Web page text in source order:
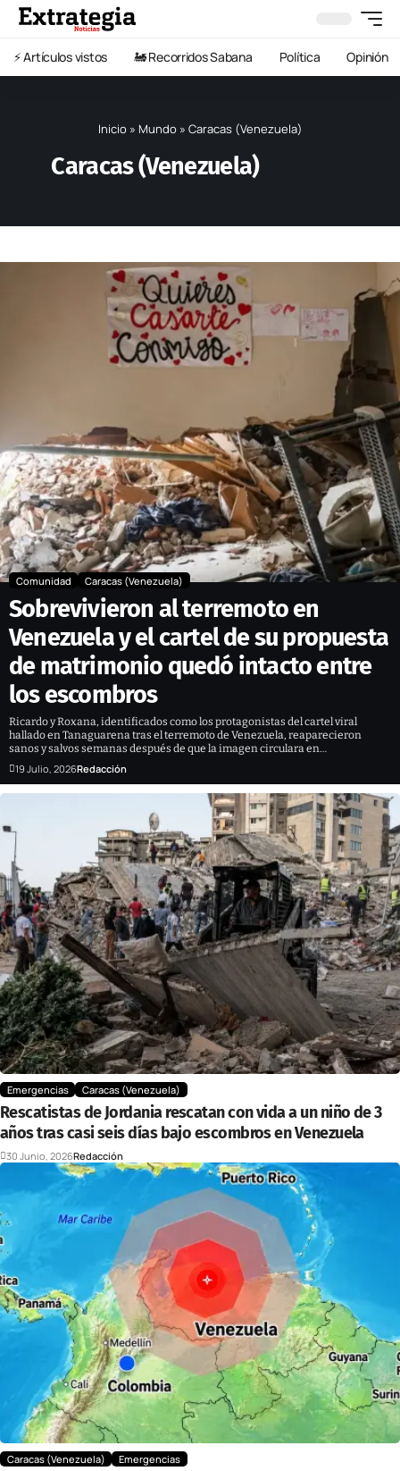
⚡️ Artículos vistos 🚂 Recorridos Sabana Política Opinión
Inicio» Mundo» Caracas (Venezuela)
Caracas (Venezuela)
Comunidad Caracas (Venezuela)
Sobrevivieron al terremoto en
Venezuela y el cartel de su propuesta
de matrimonio quedó intacto entre
los escombros
Ricardo y Roxana, identificados como los protagonistas del cartel viral
hallado en Tanaguarena tras el terremoto de Venezuela, reaparecieron
sanos y salvos semanas después de que la imagen circulara en…
19 Julio, 2026Redacción
Emergencias Caracas (Venezuela)
Rescatistas de Jordania rescatan con vida a un niño de 3
años tras casi seis días bajo escombros en Venezuela
30 Junio, 2026Redacción
Caracas (Venezuela) Emergencias